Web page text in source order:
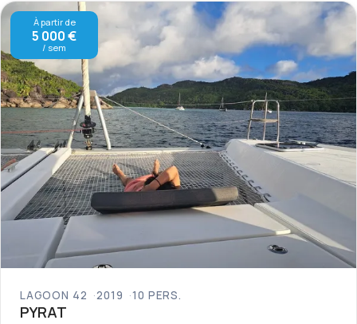
À partir de
5 000 €
/ sem
LAGOON 42 2019 10 PERS.
PYRAT